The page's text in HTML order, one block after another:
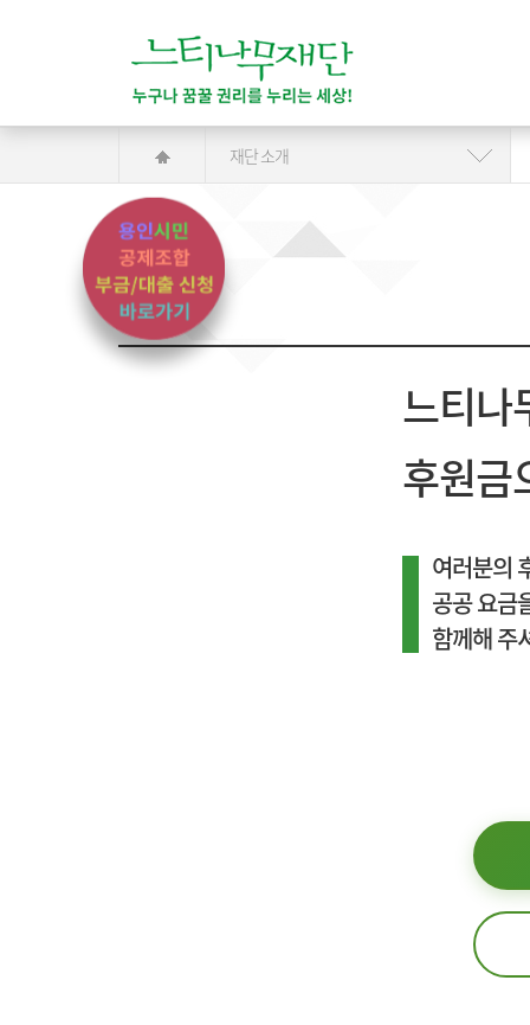
재단 소개
느티나
후원금
여러분의
공공 요금
함께해 주